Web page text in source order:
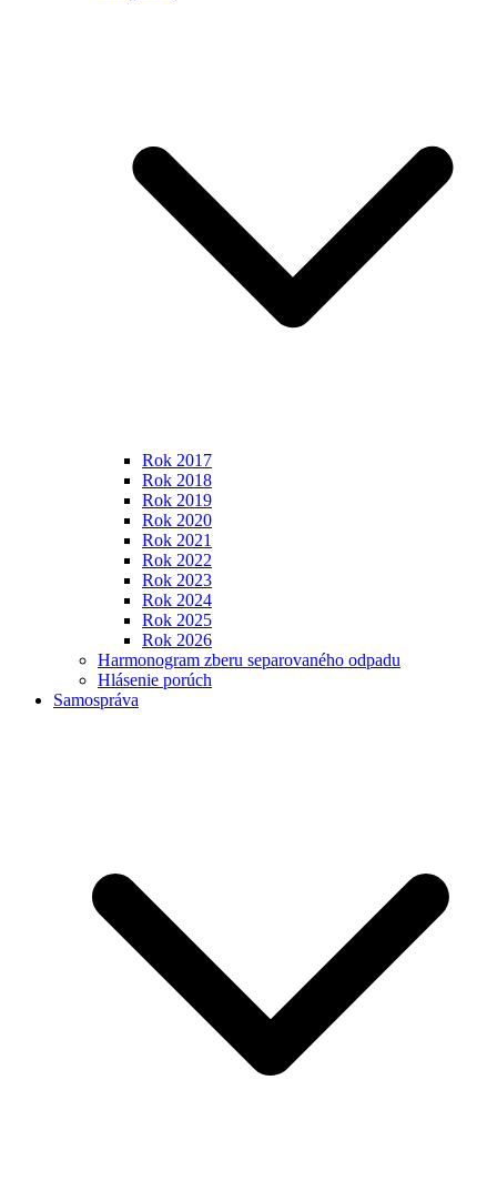
Rok 2017
Rok 2018
Rok 2019
Rok 2020
Rok 2021
Rok 2022
Rok 2023
Rok 2024
Rok 2025
Rok 2026
Harmonogram zberu separovaného odpadu
Hlásenie porúch
Samospráva